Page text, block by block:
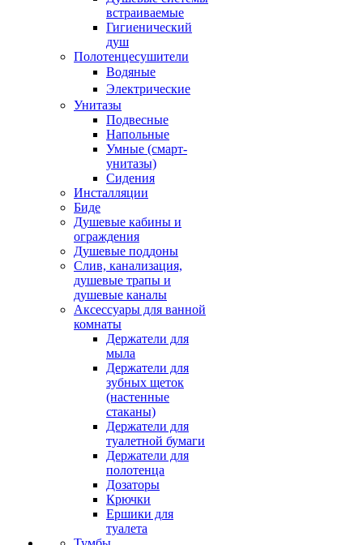
встраиваемые
Гигиенический
душ
Полотенцесушители
ㅤВодяные
ㅤЭлектрические
Унитазы
Подвесные
Напольные
Умные (смарт-
унитазы)
Сидения
Инсталляции
Биде
Душевые кабины и
ограждения
Душевые поддоны
Слив, канализация,
душевые трапы и
душевые каналы
Аксессуары для ванной
комнаты
Держатели для
мыла
Держатели для
зубных щеток
(настенные
стаканы)
Держатели для
туалетной бумаги
Держатели для
полотенца
Дозаторы
Крючки
Ершики для
туалета